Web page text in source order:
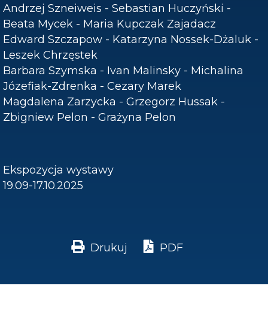
Andrzej Szneiweis - Sebastian Huczyński -
Beata Mycek - Maria Kupczak Zajadacz
Edward Szczapow - Katarzyna Nossek-Dżaluk -
Leszek Chrzęstek
Barbara Szymska - Ivan Malinsky - Michalina
Józefiak-Zdrenka - Cezary Marek
Magdalena Zarzycka - Grzegorz Hussak -
Zbigniew Pelon - Grażyna Pelon
Ekspozycja wystawy
19.09-17.10.2025
Drukuj PDF